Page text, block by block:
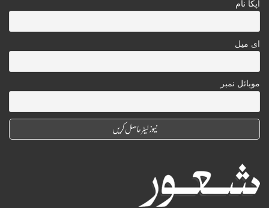
آپکا نام
ای میل
موبائل نمبر